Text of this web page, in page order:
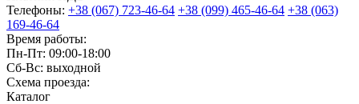
Телефоны: +38 (067) 723-46-64 +38 (099) 465-46-64 +38 (063)
169-46-64
Время работы:
Пн-Пт: 09:00-18:00
Сб-Вс: выходной
Схема проезда:
Каталог